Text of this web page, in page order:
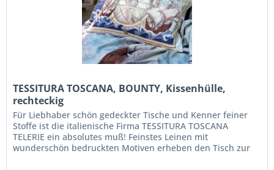
TESSITURA TOSCANA, BOUNTY, Kissenhülle,
rechteckig
Für Liebhaber schön gedeckter Tische und Kenner feiner
Stoffe ist die italienische Firma TESSITURA TOSCANA
TELERIE ein absolutes muß! Feinstes Leinen mit
wunderschön bedruckten Motiven erheben den Tisch zur